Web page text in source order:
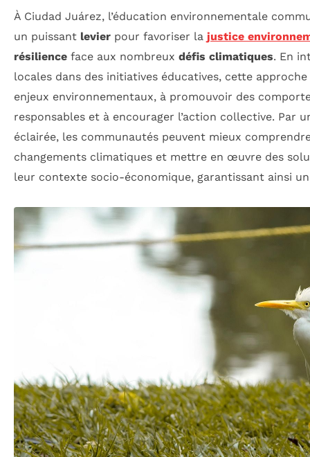
À Ciudad Juárez, l’éducation environnementale
un puissant levier pour favoriser la justice
résilience face aux nombreux défis climatiques. En
locales dans des initiatives éducatives, cette
enjeux environnementaux, à promouvoir des
responsables et à encourager l’action collective. Par
éclairée, les communautés peuvent mieux
changements climatiques et mettre en œuvre des
leur contexte socio-économique, garantissant ainsi